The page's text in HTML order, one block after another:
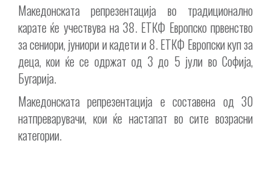
Македонската репрезентација во традиционално
карате ќе учествува на 38. ЕТКФ Европско првенство
за сениори, јуниори и кадети и 8. ЕТКФ Европски куп за
деца, кои ќе се одржат од 3 до 5 јули во Софија,
Бугарија.
Македонската репрезентација е составена од 30
натпреварувачи, кои ќе настапат во сите возрасни
категории.